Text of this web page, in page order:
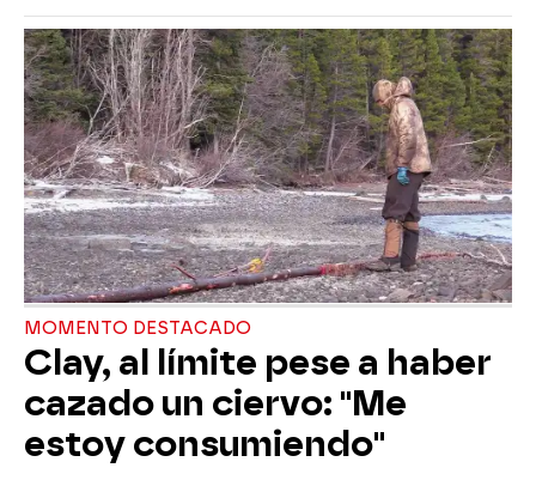
MOMENTO DESTACADO
Clay, al límite pese a haber
cazado un ciervo: "Me
estoy consumiendo"